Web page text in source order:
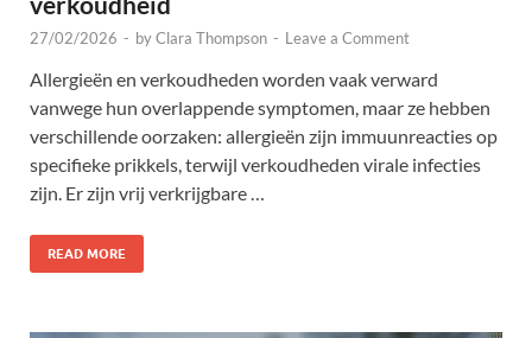
27/02/2026 - byClara Thompson - Leave a Comment
Allergieën en verkoudheden worden vaak verward
vanwege hun overlappende symptomen, maar ze hebben
verschillende oorzaken: allergieën zijn immuunreacties op
specifieke prikkels, terwijl verkoudheden virale infecties
zijn. Er zijn vrij verkrijgbare …
READ MORE